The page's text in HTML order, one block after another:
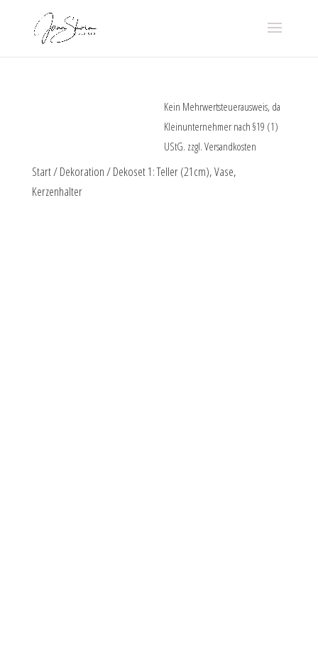
Kein Mehrwertsteuerausweis, da
Kleinunternehmer nach §19 (1)
UStG. zzgl.Versandkosten
Start/Dekoration/ Dekoset 1: Teller (21cm), Vase,
Kerzenhalter